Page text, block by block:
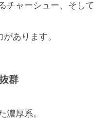
チャーシュー、そして
あります。
群
濃厚系。